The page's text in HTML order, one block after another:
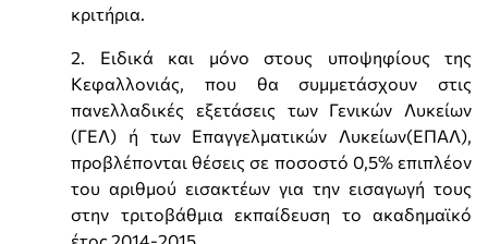
κριτήρια.
2. Ειδικά και μόνο στους υποψηφίους της
Κεφαλλονιάς, που θα συμμετάσχουν στις
πανελλαδικές εξετάσεις των Γενικών Λυκείων
(ΓΕΛ) ή των Επαγγελματικών Λυκείων(ΕΠΑΛ),
προβλέπονται θέσεις σε ποσοστό 0,5% επιπλέον
του αριθμού εισακτέων για την εισαγωγή τους
στην τριτοβάθμια εκπαίδευση το ακαδημαϊκό